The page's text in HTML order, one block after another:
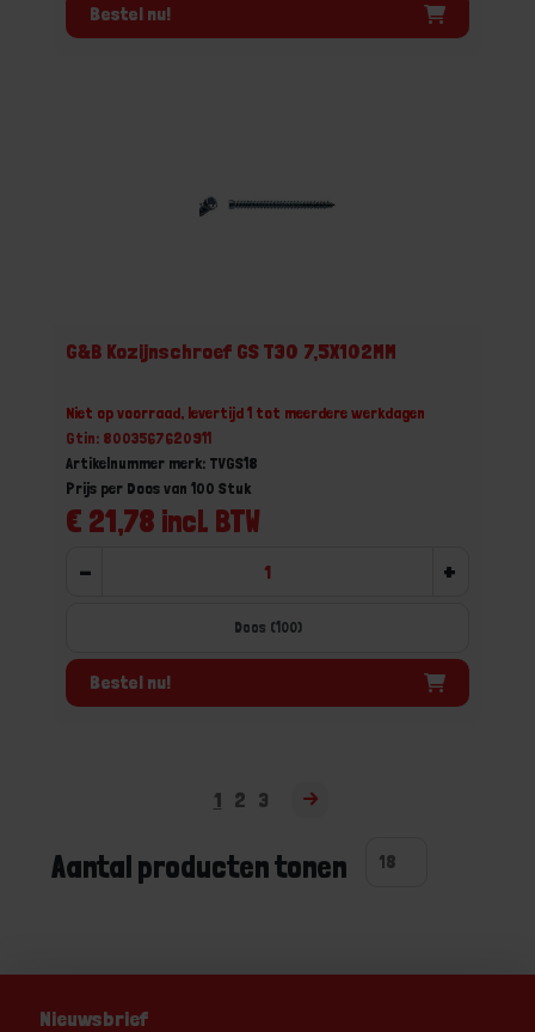
Bestel nu!
G&B Kozijnschroef GS T30 7,5X102MM
Niet op voorraad, levertijd 1 tot meerdere werkdagen
Gtin: 8003567620911
Artikelnummer merk: TVGS18
€ 21,78 incl. BTW
Prijs per Doos van 100 Stuk
- +
Doos (100)
Bestel nu!
1 2 3
Aantal producten tonen
Nieuwsbrief